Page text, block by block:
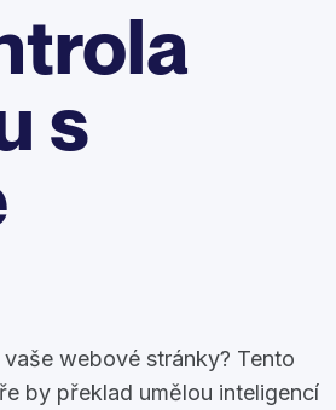
s
webové stránky? Tento
by překlad umělou inteligencí